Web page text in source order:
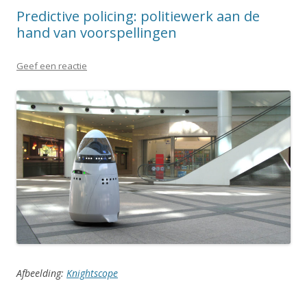
Predictive policing: politiewerk aan de
hand van voorspellingen
Geef een reactie
Afbeelding: Knightscope